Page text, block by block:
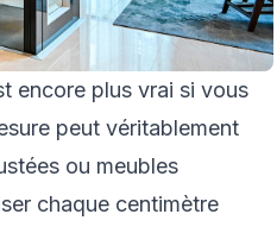
encore plus vrai si vous
peut véritablement
ou meubles
chaque centimètre